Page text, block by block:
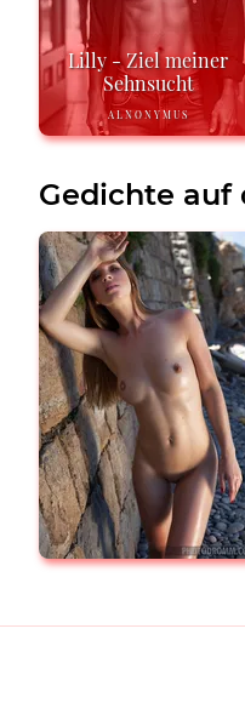
Lilly - Ziel meiner
Sehnsucht
ALNONYMUS
Gedichte auf